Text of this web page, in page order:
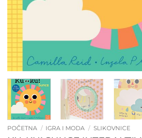
POČETNA / IGRA I MODA / SLIKOVNICE